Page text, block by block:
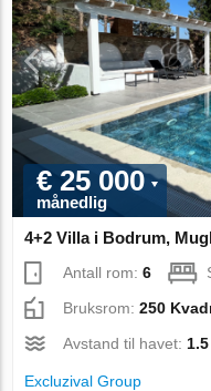
€ 25 000
månedlig
4+2 Villa i Bodrum,
Antall rom:6
Bruksrom:250
Avstand til havet:
Excluzival Group